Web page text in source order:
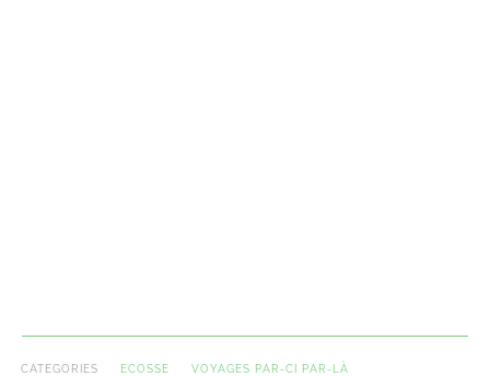
CATEGORIES ECOSSE VOYAGES PAR-CI PAR-LÀ